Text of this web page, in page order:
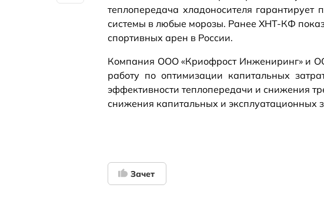
теплопередача хладоносителя
системы в любые морозы. Ранее ХНТ-КФ
спортивных арен в России.
Компания ООО «Криофрост Инжениринг» и
работу по оптимизации капитальных
эффективности теплопередачи и снижения
снижения капитальных и эксплуатационных
Зачет